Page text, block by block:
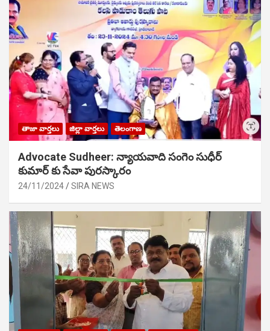
తాజా వార్తలు జిల్లా వార్తలు తెలంగాణ
Advocate Sudheer: న్యాయవాది సంగెం సుధీర్
కుమార్ కు సేవా పురస్కారం
24/11/2024 SIRA NEWS